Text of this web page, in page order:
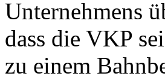
Unternehmens
dass die VKP
zu einem